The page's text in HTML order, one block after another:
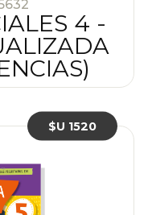
4 -
$U 1520